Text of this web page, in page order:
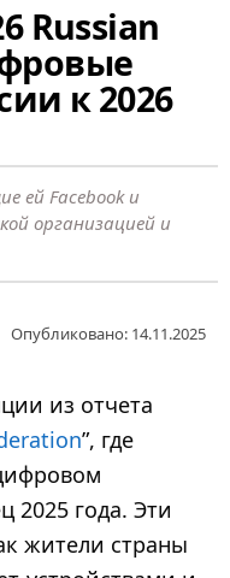
Russian
к 2026
ей Facebook и
организацией и
Опубликовано: 14.11.2025
из отчета
”, где
2025 года. Эти
жители страны